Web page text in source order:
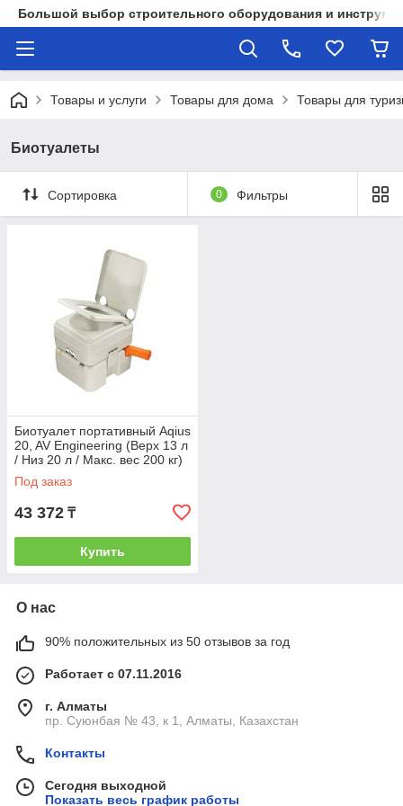
Большой выбор строительного оборудования и
Товары и услуги Товары для дома Товары для
Биотуалеты
Сортировка 0 Фильтры
Биотуалет портативный Aqius
20, AV Engineering (Верх 13 л
/ Низ 20 л / Макс. вес 200 кг)
(AV Engineering)
Под заказ
43 372 ₸
Купить
О нас
90% положительных из 50 отзывов за год
Работает с 07.11.2016
г. Алматы
пр. Суюнбая № 43, к 1, Алматы, Казахстан
Контакты
Сегодня выходной
Показать весь график работы